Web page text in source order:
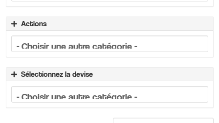
Actions
Sélectionnez la devise